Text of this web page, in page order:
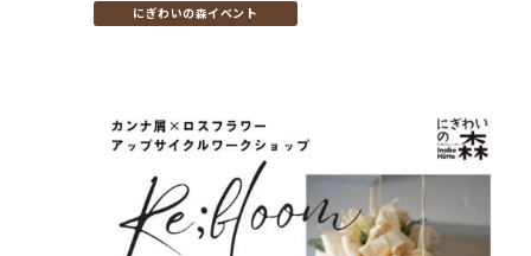
にぎわいの森イベント